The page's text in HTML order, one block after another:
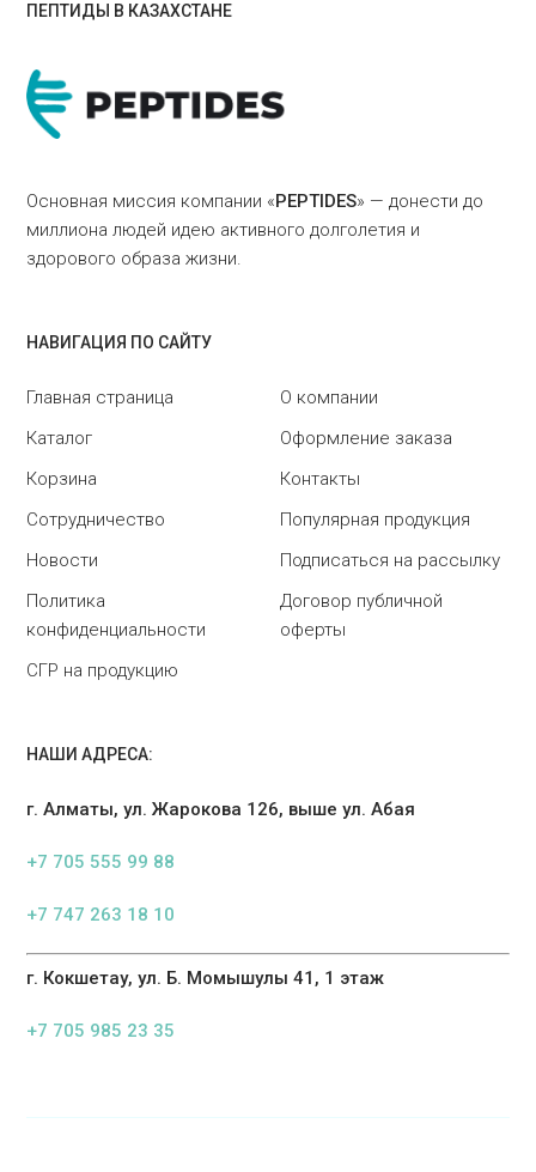
ПЕПТИДЫ В КАЗАХСТАНЕ
Основная миссия компании «PEPTIDES» — донести до
миллиона людей идею активного долголетия и
здорового образа жизни.
НАВИГАЦИЯ ПО САЙТУ
Главная страница
О компании
Каталог
Оформление заказа
Корзина
Контакты
Сотрудничество
Популярная продукция
Новости
Подписаться на рассылку
Политика
конфиденциальности
Договор публичной
оферты
СГР на продукцию
НАШИ АДРЕСА:
г. Алматы, ул. Жарокова 126, выше ул. Абая
+7 705 555 99 88
+7 747 263 18 10
г. Кокшетау, ул. Б. Момышулы 41, 1 этаж
+7 705 985 23 35